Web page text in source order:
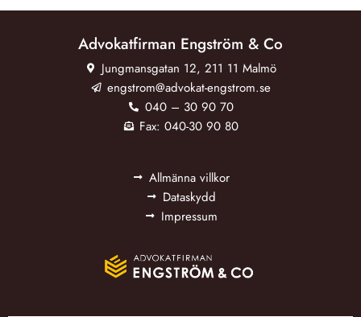
Advokatfirman Engström & Co
Jungmansgatan 12, 211 11 Malmö
engstrom@advokat-engstrom.se
040 – 30 90 70
Fax: 040-30 90 80
Allmänna villkor
Dataskydd
Impressum